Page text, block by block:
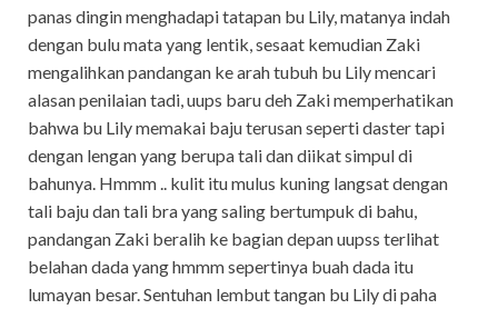
panas dingin menghadapi tatapan bu Lily, matanya indah
dengan bulu mata yang lentik, sesaat kemudian Zaki
mengalihkan pandangan ke arah tubuh bu Lily mencari
alasan penilaian tadi, uups baru deh Zaki memperhatikan
bahwa bu Lily memakai baju terusan seperti daster tapi
dengan lengan yang berupa tali dan diikat simpul di
bahunya. Hmmm .. kulit itu mulus kuning langsat dengan
tali baju dan tali bra yang saling bertumpuk di bahu,
pandangan Zaki beralih ke bagian depan uupss terlihat
belahan dada yang hmmm sepertinya buah dada itu
lumayan besar. Sentuhan lembut tangan bu Lily di paha